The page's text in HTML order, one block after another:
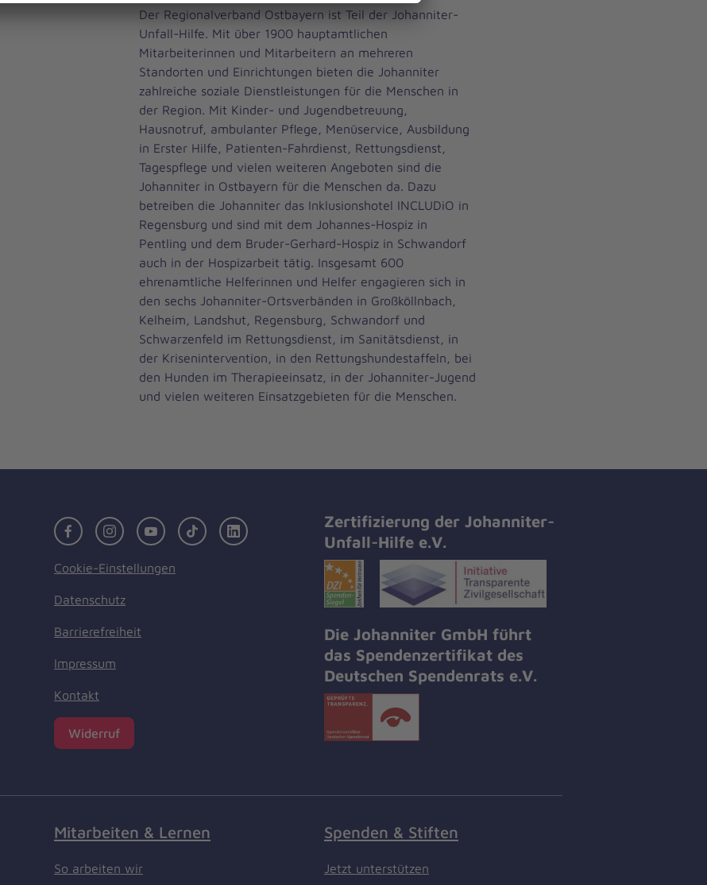
Der Regionalverband Ostbayern ist Teil der Johanniter-
Unfall-Hilfe. Mit über 1900 hauptamtlichen
Mitarbeiterinnen und Mitarbeitern an mehreren
Standorten und Einrichtungen bieten die Johanniter
zahlreiche soziale Dienstleistungen für die Menschen in
der Region. Mit Kinder- und Jugendbetreuung,
Hausnotruf, ambulanter Pflege, Menüservice, Ausbildung
in Erster Hilfe, Patienten-Fahrdienst, Rettungsdienst,
Tagespflege und vielen weiteren Angeboten sind die
Johanniter in Ostbayern für die Menschen da. Dazu
betreiben die Johanniter das Inklusionshotel INCLUDiO in
Regensburg und sind mit dem Johannes-Hospiz in
Pentling und dem Bruder-Gerhard-Hospiz in Schwandorf
auch in der Hospizarbeit tätig. Insgesamt 600
ehrenamtliche Helferinnen und Helfer engagieren sich in
den sechs Johanniter-Ortsverbänden in Großköllnbach,
Kelheim, Landshut, Regensburg, Schwandorf und
Schwarzenfeld im Rettungsdienst, im Sanitätsdienst, in
der Krisenintervention, in den Rettungshundestaffeln, bei
den Hunden im Therapieeinsatz, in der Johanniter-Jugend
und vielen weiteren Einsatzgebieten für die Menschen.
FacebookInstagramYoutubeTikTok LinkedIn
Cookie-Einstellungen
Datenschutz
Barrierefreiheit
Impressum
Kontakt
Widerruf
Zertifizierung der Johanniter-
Unfall-Hilfe e.V.
Die Johanniter GmbH führt
das Spendenzertifikat des
Deutschen Spendenrats e.V.
Mitarbeiten & Lernen
So arbeiten wir
Spenden & Stiften
Jetzt unterstützen